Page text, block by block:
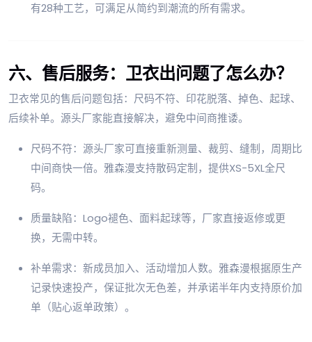
有28种工艺，可满足从简约到潮流的所有需求。
六、售后服务：卫衣出问题了怎么办？
卫衣常见的售后问题包括：尺码不符、印花脱落、掉色、起球、
后续补单。源头厂家能直接解决，避免中间商推诿。
尺码不符：源头厂家可直接重新测量、裁剪、缝制，周期比
中间商快一倍。雅森漫支持散码定制，提供XS-5XL全尺
码。
质量缺陷：Logo褪色、面料起球等，厂家直接返修或更
换，无需中转。
补单需求：新成员加入、活动增加人数。雅森漫根据原生产
记录快速投产，保证批次无色差，并承诺半年内支持原价加
单（贴心返单政策）。